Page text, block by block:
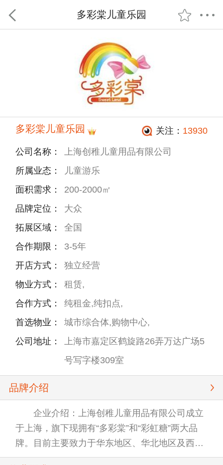
多彩棠儿童乐园
多彩棠儿童乐园 关注： 13930
公司名称：
上海创稚儿童用品有限公司
所属业态：
儿童游乐
面积需求：
200-2000㎡
品牌定位：
大众
拓展区域：
全国
合作期限：
3-5年
开店方式：
独立经营
物业方式：
租赁,
合作方式：
纯租金,纯扣点,
首选物业：
城市综合体,购物中心,
公司地址：
上海市嘉定区鹤旋路26弄万达广场5
号写字楼309室
品牌介绍
企业介绍：上海创稚儿童用品有限公司成立
于上海，旗下现拥有“多彩棠”和“彩虹糖”两大品
牌。目前主要致力于华东地区、华北地区及西南
地区的业务开拓，目前已与百联集团、百盛百
品牌介绍：多彩棠儿童乐园专门为8岁以下